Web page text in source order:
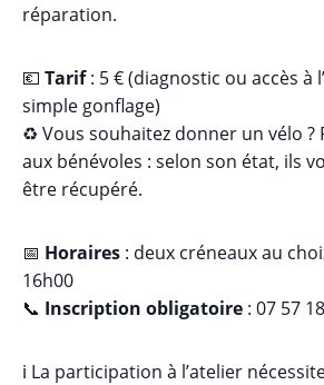
réparation.
💶 Tarif: 5 € (diagnostic ou accès à
simple gonflage)
♻️ Vous souhaitez donner un vélo ?
aux bénévoles : selon son état, ils
être récupéré.
📅 Horaires : deux créneaux au
16h00
📞 Inscription obligatoire : 07 57
ℹ️ La participation à l’atelier